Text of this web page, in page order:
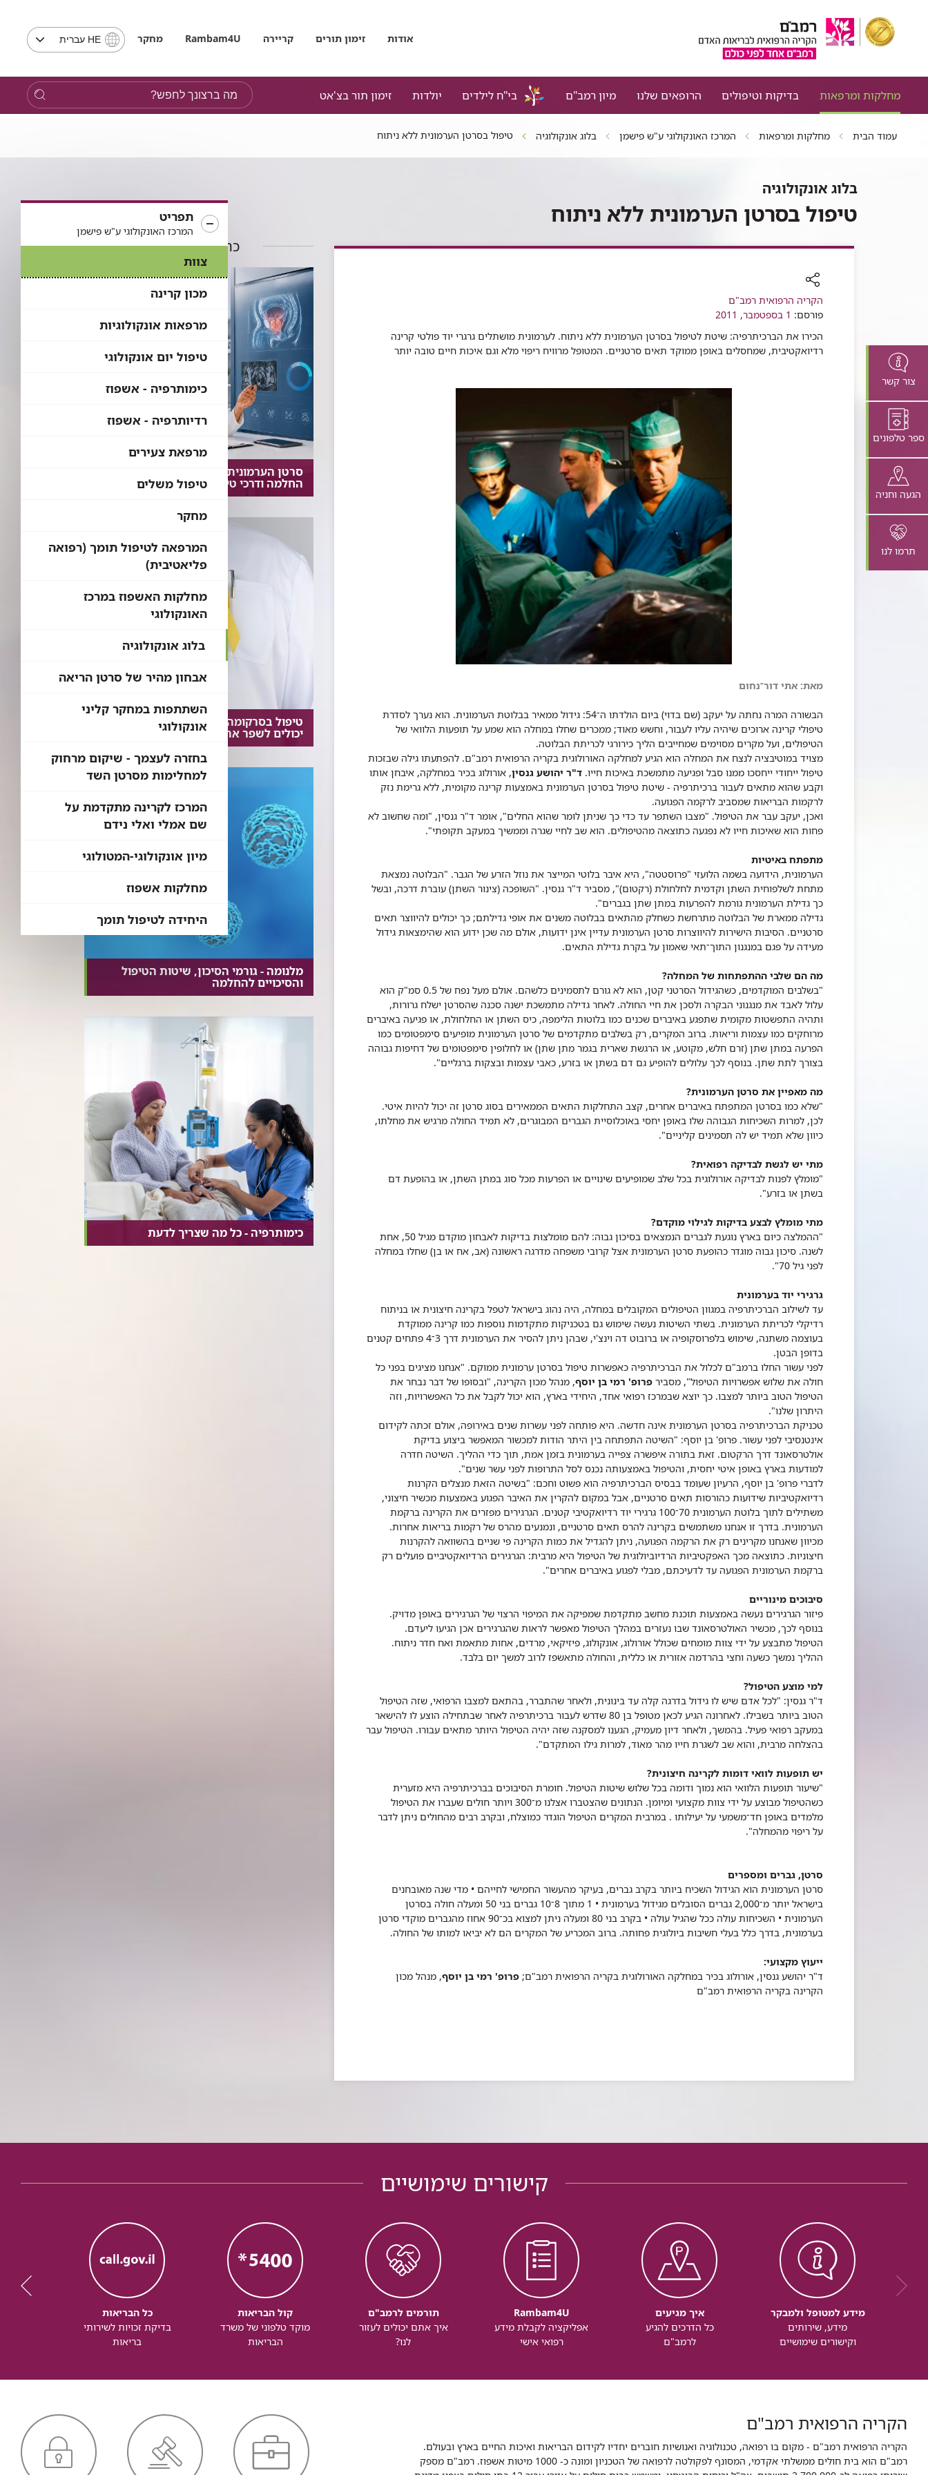
אודות זימון תורים קריירה Rambam4U מחקר
בחירת
שים
לב,
בבחירת
לאתר
HE עברית
מחלקות ומרפאות בדיקות וטיפולים הרופאים שלנו מיון רמב"ם בי"ח לילדים יולדות זימון תור בצ'אט
מה
ברצונך
לחפש?
צור קשר
ספר טלפונים
הגעה וחניה
תרמו לנו
עמוד הבית מחלקות ומרפאות המרכז האונקולוגי ע"ש פישמן בלוג אונקולוגיה טיפול בסרטן הערמונית ללא ניתוח
תפריט
המרכז האונקולוגי ע"ש פישמן
צוות
מכון קרינה
מרפאות אונקולוגיות
טיפול יום אונקולוגי
כימותרפיה - אשפוז
רדיותרפיה - אשפוז
מרפאת צעירים
טיפול משלים
מחקר
המרפאה לטיפול תומך (רפואה
פליאטיבית)
מחלקות האשפוז במרכז
האונקולוגי
בלוג אונקולוגיה
אבחון מהיר של סרטן הריאה
השתתפות במחקר קליני
אונקולוגי
בחזרה לעצמך - שיקום מרחוק
למחלימות מסרטן השד
המרכז לקרינה מתקדמת על
שם אמלי ואלי נידם
מיון אונקולוגי-המטולוגי
מחלקות אשפוז
היחידה לטיפול תומך
בלוג אונקולוגיה
טיפול בסרטן הערמונית ללא ניתוח
רכיב
שיתוף
הקריה הרפואית רמב"ם
פורסם: 1 בספטמבר, 2011
הכירו את הברכיתרפיה: שיטת לטיפול בסרטן הערמונית ללא ניתוח. לערמונית מושתלים גרגרי יוד פולטי קרינה
רדיואקטיבית, שמחסלים באופן ממוקד תאים סרטניים. המטופל מרוויח ריפוי מלא וגם איכות חיים טובה יותר
מאת: אתי דור־נחום
הבשורה המרה נחתה על יעקב (שם בדוי) ביום הולדתו ה־54: גידול ממאיר בבלוטת הערמונית. הוא נערך לסדרת
טיפולי קרינה ארוכים שיהיה עליו לעבור, וחשש מאוד; ממכרים שחלו במחלה הוא שמע על תופעות הלוואי של
הטיפולים, ועל מקרים מסוימים שמחייבים הליך כירורגי לכריתת הבלוטה.
מצויד במוטיבציה לנצח את המחלה הוא הגיע למחלקה האורולוגית בקריה הרפואית רמב"ם. להפתעתו גילה שבזכות
טיפול ייחודי ייחסכו ממנו סבל ופגיעה מתמשכת באיכות חייו. ד"ר יהושע גנסין, אורולוג בכיר במחלקה, איבחן אותו
וקבע שהוא מתאים לעבור ברכיתרפיה - שיטת טיפול בסרטן הערמונית באמצעות קרינה מקומית, ללא גרימת נזק
לרקמות הבריאות שמסביב לרקמה הפגועה.
ואכן, יעקב עבר את הטיפול. "מצבו השתפר עד כדי כך שניתן לומר שהוא החלים", אומר ד"ר גנסין, "ומה שחשוב לא
פחות הוא שאיכות חייו לא נפגעה כתוצאה מהטיפולים. הוא שב לחיי שגרה וממשיך במעקב תקופתי".
מתפתח באיטיות
הערמונית, הידועה בשמה הלועזי "פרוסטטה", היא איבר בלוטי המייצר את נוזל הזרע של הגבר. "הבלוטה נמצאת
מתחת לשלפוחית השתן וקדמית לחלחולת (רקטום)", מסביר ד"ר גנסין. "השופכה (צינור השתן) עוברת דרכה, ובשל
כך גדילת הערמונית גורמת להפרעות במתן שתן בגברים".
גדילה ממארת של הבלוטה מתרחשת כשחלק מהתאים בבלוטה משנים את אופי גדילתם; כך יכולים להיווצר תאים
סרטניים. הסיבות הישירות להיווצרות סרטן הערמונית עדיין אינן ידועות, אולם מה שכן ידוע הוא שהימצאות גידול
מעידה על פגם במנגנון התוך־תאי שאמון על בקרת גדילת התאים.
מה הם שלבי ההתפתחות של המחלה?
"בשלבים המוקדמים, כשהגידול הסרטני קטן, הוא לא גורם לתסמינים כלשהם. אולם מעל נפח של 0.5 סמ"ק הוא
עלול לאבד את מנגנוני הבקרה ולסכן את חיי החולה. לאחר גדילה מתמשכת ישנה סכנה שהסרטן ישלח גרורות,
ותהיה התפשטות מקומית שתפגע באיברים שכנים כמו בלוטות הלימפה, כיס השתן או החלחולת, או פגיעה באיברים
מרוחקים כמו עצמות וריאות. ברוב המקרים, רק בשלבים מתקדמים של סרטן הערמונית מופיעים סימפטומים כמו
הפרעה במתן שתן (זרם חלש, מקוטע, או הרגשת שארית בגמר מתן שתן) או לחלופין סימפטומים של דחיפות גבוהה
בצורך לתת שתן. בנוסף לכך עלולים להופיע גם דם בשתן או בזרע, כאבי עצמות ובצקות ברגליים".
מה מאפיין את סרטן הערמונית?
"שלא כמו בסרטן המתפתח באיברים אחרים, קצב התחלקות התאים הממאירים בסוג סרטן זה יכול להיות איטי.
לכן, למרות השכיחות הגבוהה שלו באופן יחסי באוכלוסיית הגברים המבוגרים, לא תמיד החולה מרגיש את מחלתו,
כיוון שלא תמיד יש לה תסמינים קליניים".
מתי יש לגשת לבדיקה רפואית?
"מומלץ לפנות לבדיקה אורולוגית בכל שלב שמופיעים שינויים או הפרעות מכל סוג במתן השתן, או בהופעת דם
בשתן או בזרע".
מתי מומלץ לבצע בדיקות לגילוי מוקדם?
"ההמלצה כיום בארץ נוגעת לגברים הנמצאים בסיכון גבוה: להם מומלצות בדיקות לאבחון מוקדם מגיל 50, אחת
לשנה. סיכון גבוה מוגדר כהופעת סרטן הערמונית אצל קרובי משפחה מדרגה ראשונה (אב, אח או בן) שחלו במחלה
לפני גיל 70".
גרגירי יוד בערמונית
עד לשילוב הברכיתרפיה במגוון הטיפולים המקובלים במחלה, היה נהוג בישראל לטפל בקרינה חיצונית או בניתוח
רדיקלי לכריתת הערמונית. בשתי השיטות נעשה שימוש גם בטכניקות מתקדמות נוספות כמו קרינה ממוקדת
בעוצמה משתנה, שימוש בלפרוסקופיה או ברובוט דה וינצ'י, שבהן ניתן להסיר את הערמונית דרך 3־4 פתחים קטנים
בדופן הבטן.
לפני עשור החלו ברמב"ם לכלול את הברכיתרפיה כאפשרות טיפול בסרטן ערמונית ממוקם. "אנחנו מציגים בפני כל
חולה את שלוש אפשרויות הטיפול", מסביר פרופ' רמי בן יוסף, מנהל מכון הקרינה, "ובסופו של דבר נבחר את
הטיפול הטוב ביותר למצבו. כך יוצא שבמרכז רפואי אחד, היחידי בארץ, הוא יכול לקבל את כל האפשרויות, וזה
היתרון שלנו".
טכניקת הברכיתרפיה בסרטן הערמונית אינה חדשה. היא פותחה לפני עשרות שנים באירופה, אולם זכתה לקידום
אינטנסיבי לפני עשור. פרופ' בן יוסף: "השיטה התפתחה בין היתר הודות למכשור המאפשר ביצוע בדיקת
אולטרסאונד דרך הרקטום. זאת בתורה איפשרה צפייה בערמונית בזמן אמת, תוך כדי ההליך. השיטה חדרה
למודעות בארץ באופן איטי יחסית, והטיפול באמצעותה נכנס לסל התרופות לפני עשר שנים".
לדברי פרופ' בן יוסף, הרעיון שעומד בבסיס הברכיתרפיה הוא פשוט וחכם: "בשיטה הזאת מנצלים הקרנות
רדיואקטיביות שידועות כהורסות תאים סרטניים, אבל במקום להקרין את האיבר הפגוע באמצעות מכשיר חיצוני,
משתילים לתוך בלוטת הערמונית 70־100 גרגירי יוד רדיואקטיבי קטנים. הגרגירים מפזרים את הקרינה ברקמת
הערמונית. בדרך זו אנחנו משתמשים בקרינה להרס תאים סרטניים, ונמנעים מהרס של רקמות בריאות אחרות.
מכיוון שאנחנו מקרינים רק את הרקמה הפגועה, ניתן להגדיל את כמות הקרינה פי שניים בהשוואה להקרנות
חיצוניות. כתוצאה מכך האפקטיביות הרדיוביולוגית של הטיפול היא מרבית: הגרגירים הרדיואקטיביים פועלים רק
ברקמת הערמונית הפגועה עד לדעיכתם, מבלי לפגוע באיברים אחרים".
סיבוכים מינוריים
פיזור הגרגירים נעשה באמצעות תוכנת מחשב מתקדמת שמפיקה את המיפוי הרצוי של הגרגירים באופן מדויק.
בנוסף לכך, מכשיר האולטרסאונד שבו נעזרים במהלך הטיפול מאפשר לראות שהגרגירים אכן הגיעו ליעדם.
הטיפול מתבצע על ידי צוות מומחים שכולל אורולוג, אונקולוג, פיזיקאי, מרדים, אחות מתאמת ואח חדר ניתוח.
ההליך נמשך כשעה וחצי בהרדמה אזורית או כללית, והחולה מתאשפז לרוב למשך יום בלבד.
למי מוצע הטיפול?
ד"ר גנסין: "לכל אדם שיש לו גידול בדרגה קלה עד בינונית, ולאחר שהתברר, בהתאם למצבו הרפואי, שזה הטיפול
הטוב ביותר בשבילו. לאחרונה הגיע לכאן מטופל בן 80 שדרש לעבור ברכיתרפיה לאחר שבתחילה הוצע לו להישאר
במעקב רפואי פעיל. בהמשך, ולאחר דיון מעמיק, הגענו למסקנה שזה יהיה הטיפול היותר מתאים עבורו. הטיפול עבר
בהצלחה מרבית, והוא שב לשגרת חייו מהר מאוד, למרות גילו המתקדם".
יש תופעות לוואי דומות לקרינה חיצונית?
"שיעור תופעות הלוואי הוא נמוך ודומה בכל שלוש שיטות הטיפול. חומרת הסיבוכים בברכיתרפיה היא מזערית
כשהטיפול מבוצע על ידי צוות מקצועי ומיומן. הנתונים שהצטברו אצלנו מ־300 ויותר חולים שעברו את הטיפול
מלמדים באופן חד־משמעי על יעילותו . במרבית המקרים הטיפול הוגדר כמוצלח, ובקרב רבים מהחולים ניתן לדבר
על ריפוי מהמחלה".
סרטן, גברים ומספרים
סרטן הערמונית הוא הגידול השכיח ביותר בקרב גברים, בעיקר מהעשור החמישי לחייהם • מדי שנה מאובחנים
בישראל יותר מ־2,000 גברים הסובלים מגידול בערמונית • 1 מתוך 8־10 גברים בני 50 ומעלה חולה בסרטן
הערמונית • השכיחות עולה ככל שהגיל עולה • בקרב בני 80 ומעלה ניתן למצוא בכ־90 אחוז מהגברים מוקדי סרטן
בערמונית, בדרך כלל בעלי חשיבות ביולוגית פחותה. ברוב המכריע של המקרים הם לא יביאו למותו של החולה.
ייעוץ מקצועי:
ד"ר יהושע גנסין, אורולוג בכיר במחלקה האורולוגית בקריה הרפואית רמב"ם; פרופ' רמי בן יוסף, מנהל מכון
הקרינה בקריה הרפואית רמב"ם
כתבות בתחום
סרטן הערמונית: תוחלת חיים, סיכויי
החלמה ודרכי טיפול מרכזיות
טיפול בסרקומה: איזה גישות וטיפולים
יכולים לשפר את סיכויי הריפוי?
מלנומה - גורמי הסיכון, שיטות הטיפול
והסיכויים להחלמה
כימותרפיה - כל מה שצריך לדעת
קישורים שימושיים
מידע למטופל ולמבקר
מידע, שירותים
וקישורים שימושיים
איך מגיעים
כל הדרכים להגיע
לרמב"ם
Rambam4U
אפליקציה לקבלת מידע
רפואי אישי
תורמים לרמב"ם
איך אתם יכולים לעזור
לנו?
קול הבריאות
מוקד טלפוני של משרד
הבריאות
כל הבריאות
בדיקת זכויות לשירותי
בריאות
הקריה הרפואית רמב"ם
הקריה הרפואית רמב"ם - מקום בו רפואה, טכנולוגיה ואנושיות חוברים יחדיו לקידום הבריאות ואיכות החיים בארץ ובעולם.
רמב"ם הוא בית חולים ממשלתי אקדמי, המסונף לפקולטה לרפואה של הטכניון ומונה כ- 1000 מיטות אשפוז. רמב"ם מספק